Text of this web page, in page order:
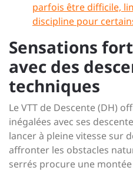
parfois être difficile,
discipline pour
Sensations
avec des
techniques
Le VTT de Descente (DH)
inégalées avec ses
lancer à pleine vitesse sur
affronter les obstacles
serrés procure une montée